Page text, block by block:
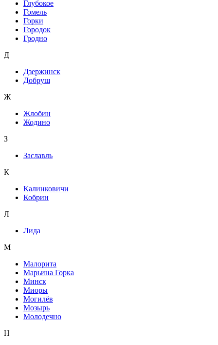
Глубокое
Гомель
Горки
Городок
Гродно
Д
Дзержинск
Добруш
Ж
Жлобин
Жодино
З
Заславль
К
Калинковичи
Кобрин
Л
Лида
М
Малорита
Марьина Горка
Минск
Миоры
Могилёв
Мозырь
Молодечно
Н